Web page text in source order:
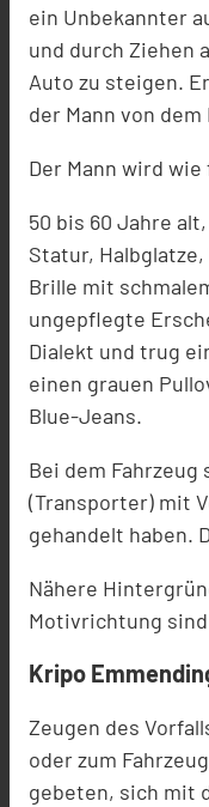
ein Unbekannter
und durch Ziehen
Auto zu steigen.
der Mann von
Der Mann wird
50 bis 60 Jahre
Statur,
Brille mit
ungepflegte
Dialekt und trug
einen grauen
Blue-Jeans.
Bei dem Fahrzeug
(Transporter) mit
gehandelt haben.
Nähere
Motivrichtung
Kripo
Zeugen des
oder zum
gebeten, sich mit